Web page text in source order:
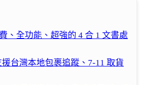
、全功能、超強的 4 合 1 文書處
援台灣本地包裹追蹤、7-11 取貨